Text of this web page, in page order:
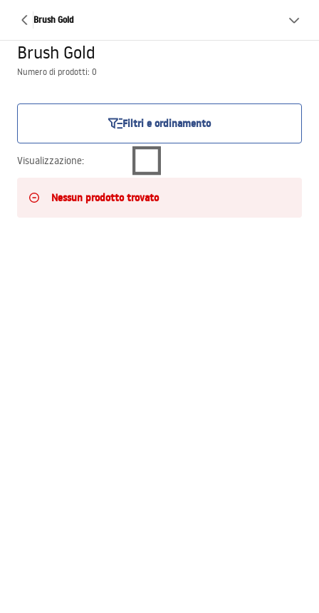
Brush Gold
Brush Gold
Numero di prodotti: 0
Filtri e ordinamento
Visualizzazione:
Nessun prodotto trovato